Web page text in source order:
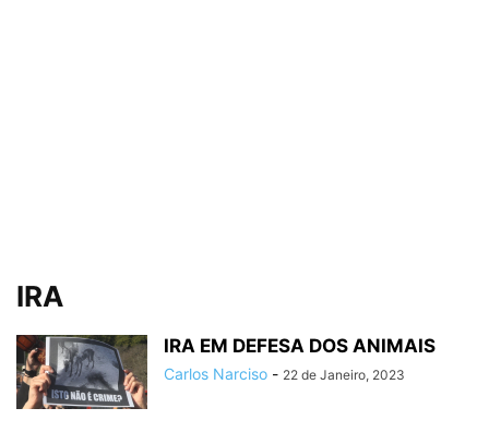
IRA
IRA EM DEFESA DOS ANIMAIS
Carlos Narciso - 22 de Janeiro, 2023